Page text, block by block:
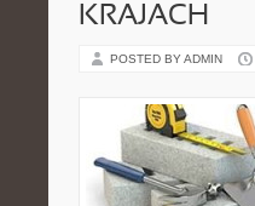
KRAJACH
POSTED BY ADMIN